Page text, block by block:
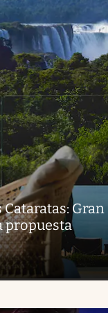
Cataratas: Gran
propuesta